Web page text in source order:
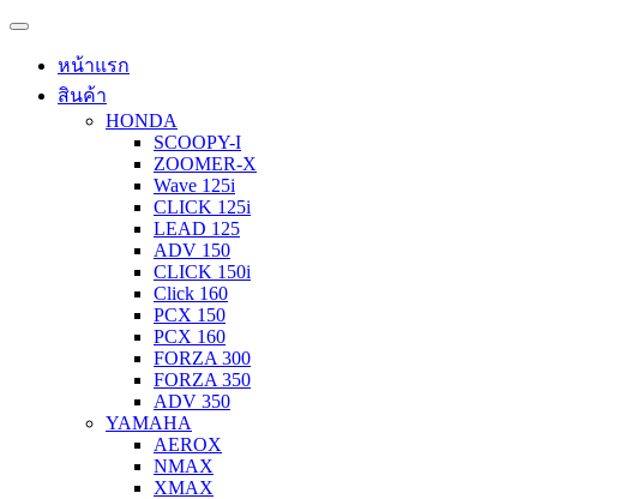
หน้าแรก
สินค้า
HONDA
SCOOPY-I
ZOOMER-X
Wave 125i
CLICK 125i
LEAD 125
ADV 150
CLICK 150i
Click 160
PCX 150
PCX 160
FORZA 300
FORZA 350
ADV 350
YAMAHA
AEROX
NMAX
XMAX